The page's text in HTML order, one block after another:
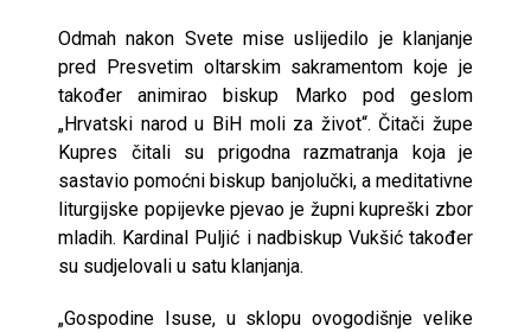
Odmah nakon Svete mise uslijedilo je klanjanje
pred Presvetim oltarskim sakramentom koje je
također animirao biskup Marko pod geslom
„Hrvatski narod u BiH moli za život“. Čitači župe
Kupres čitali su prigodna razmatranja koja je
sastavio pomoćni biskup banjolučki, a meditativne
liturgijske popijevke pjevao je župni kupreški zbor
mladih. Kardinal Puljić i nadbiskup Vukšić također
su sudjelovali u satu klanjanja.
„Gospodine Isuse, u sklopu ovogodišnje velike